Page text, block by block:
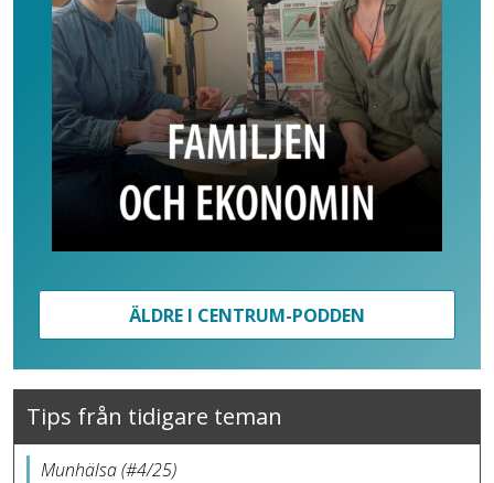
ÄLDRE I CENTRUM-PODDEN
Tips från tidigare teman
Munhälsa (#4/25)